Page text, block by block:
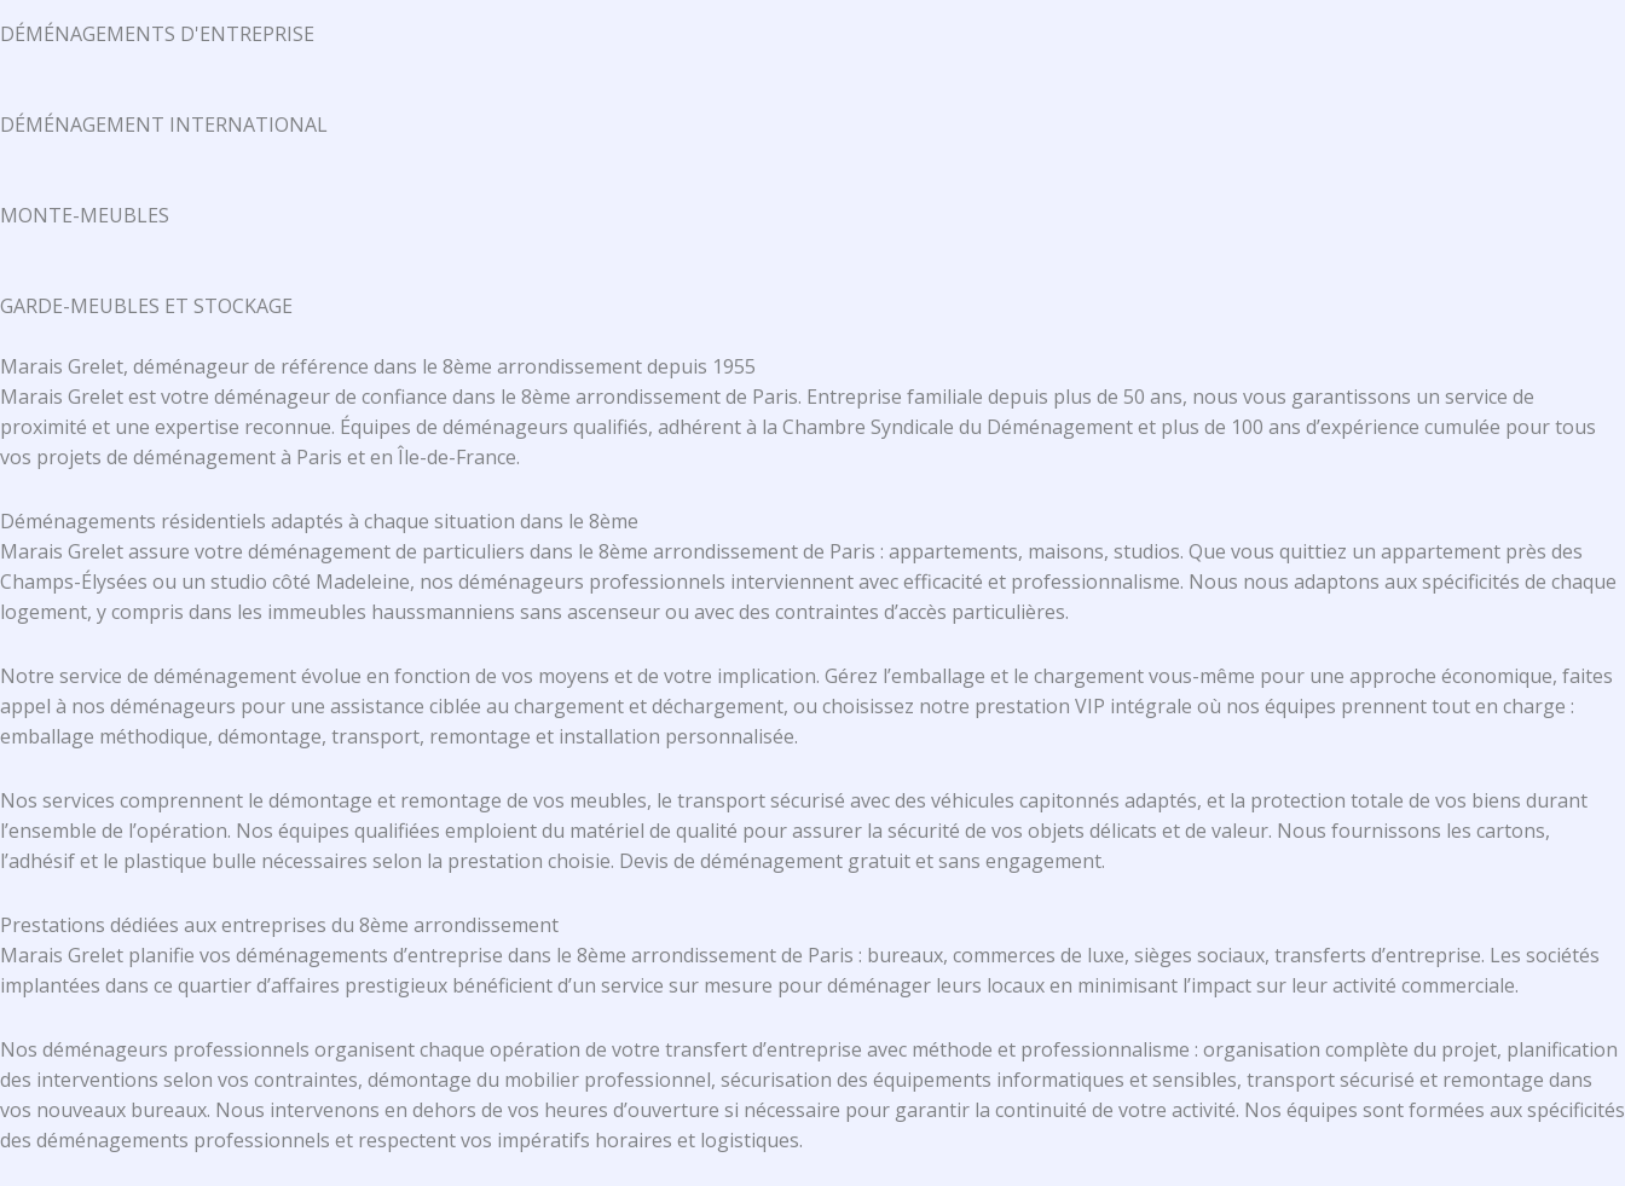
DÉMÉNAGEMENTS D'ENTREPRISE
DÉMÉNAGEMENT INTERNATIONAL
MONTE-MEUBLES
GARDE-MEUBLES ET STOCKAGE
Marais Grelet, déménageur de référence dans le 8ème arrondissement depuis 1955
Marais Grelet est votre déménageur de confiance dans le 8ème arrondissement de Paris. Entreprise familiale depuis plus de 50 ans, nous vous garantissons un service de
proximité et une expertise reconnue. Équipes de déménageurs qualifiés, adhérent à la Chambre Syndicale du Déménagement et plus de 100 ans d’expérience cumulée pour tous
vos projets de déménagement à Paris et en Île-de-France.
Déménagements résidentiels adaptés à chaque situation dans le 8ème
Marais Grelet assure votre déménagement de particuliers dans le 8ème arrondissement de Paris : appartements, maisons, studios. Que vous quittiez un appartement près des
Champs-Élysées ou un studio côté Madeleine, nos déménageurs professionnels interviennent avec efficacité et professionnalisme. Nous nous adaptons aux spécificités de chaque
logement, y compris dans les immeubles haussmanniens sans ascenseur ou avec des contraintes d’accès particulières.
Notre service de déménagement évolue en fonction de vos moyens et de votre implication. Gérez l’emballage et le chargement vous-même pour une approche économique, faites
appel à nos déménageurs pour une assistance ciblée au chargement et déchargement, ou choisissez notre prestation VIP intégrale où nos équipes prennent tout en charge :
emballage méthodique, démontage, transport, remontage et installation personnalisée.
Nos services comprennent le démontage et remontage de vos meubles, le transport sécurisé avec des véhicules capitonnés adaptés, et la protection totale de vos biens durant
l’ensemble de l’opération. Nos équipes qualifiées emploient du matériel de qualité pour assurer la sécurité de vos objets délicats et de valeur. Nous fournissons les cartons,
l’adhésif et le plastique bulle nécessaires selon la prestation choisie. Devis de déménagement gratuit et sans engagement.
Prestations dédiées aux entreprises du 8ème arrondissement
Marais Grelet planifie vos déménagements d’entreprise dans le 8ème arrondissement de Paris : bureaux, commerces de luxe, sièges sociaux, transferts d’entreprise. Les sociétés
implantées dans ce quartier d’affaires prestigieux bénéficient d’un service sur mesure pour déménager leurs locaux en minimisant l’impact sur leur activité commerciale.
Nos déménageurs professionnels organisent chaque opération de votre transfert d’entreprise avec méthode et professionnalisme : organisation complète du projet, planification
des interventions selon vos contraintes, démontage du mobilier professionnel, sécurisation des équipements informatiques et sensibles, transport sécurisé et remontage dans
vos nouveaux bureaux. Nous intervenons en dehors de vos heures d’ouverture si nécessaire pour garantir la continuité de votre activité. Nos équipes sont formées aux spécificités
des déménagements professionnels et respectent vos impératifs horaires et logistiques.